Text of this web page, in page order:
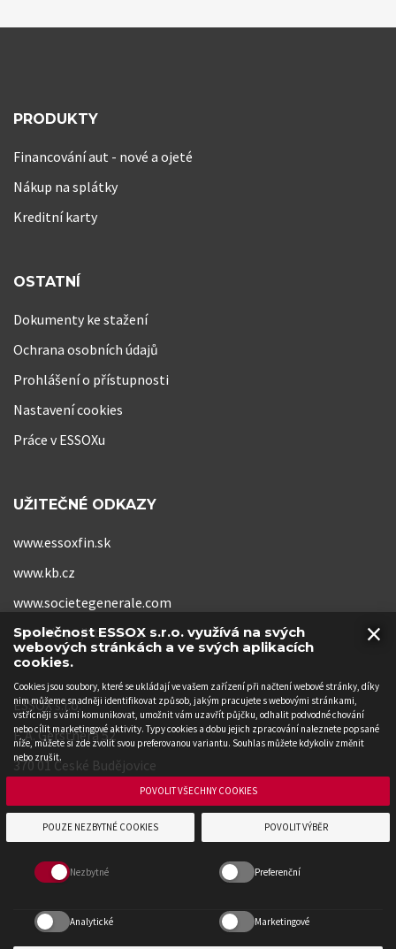
PRODUKTY
Financování aut - nové a ojeté
Nákup na splátky
Kreditní karty
OSTATNÍ
Dokumenty ke stažení
Ochrana osobních údajů
Prohlášení o přístupnosti
Nastavení cookies
Práce v ESSOXu
UŽITEČNÉ ODKAZY
www.essoxfin.sk
www.kb.cz
www.societegenerale.com
www.kb-pojistovna.cz
ESSOX s.r.o.
F. A. Gerstnera 52
370 01 České Budějovice
×
Společnost ESSOX s.r.o. využívá na svých
webových stránkách a ve svých aplikacích
cookies.
Cookies jsou soubory, které se ukládají ve vašem zařízení při načtení webové stránky, díky
nim můžeme snadněji identifikovat způsob, jakým pracujete s webovými stránkami,
vstřícněji s vámi komunikovat, umožnit vám uzavřít půjčku, odhalit podvodné chování
nebo cílit marketingové aktivity. Typy cookies a dobu jejich zpracování naleznete popsané
níže, můžete si zde zvolit svou preferovanou variantu. Souhlas můžete kdykoliv změnit
nebo zrušit.
POUZE NEZBYTNÉ COOKIES POVOLIT VÝBĚR
POVOLIT VŠECHNY COOKIES
Nezbytné Preferenční
Analytické Marketingové